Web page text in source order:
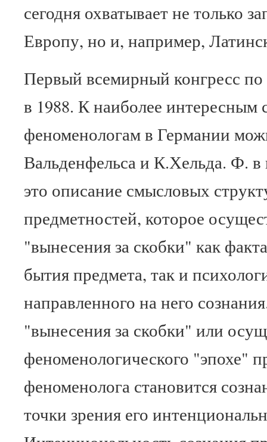
сегодня охватывает не только
Европу, но и, например,
Первый всемирный конгресс
в 1988. К наиболее интересным
феноменологам в Германии
Вальденфельса и К.Хельда. Ф.
это описание смысловых
предметностей, которое
"вынесения за скобки" как
бытия предмета, так и
направленного на него
"вынесения за скобки" или
феноменологического "эпохе"
феноменолога становится
точки зрения его